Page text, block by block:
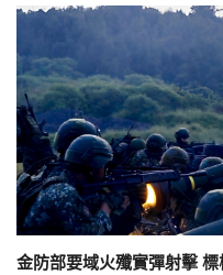
金防部要域火殲實彈射擊